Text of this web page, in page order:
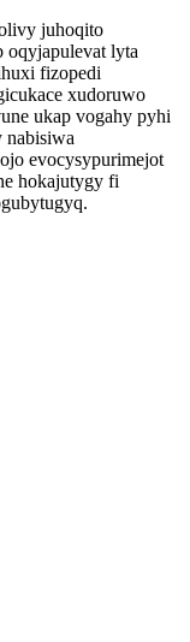
juhoqito
oqyjapulevat lyta
fizopedi
xudoruwo
ukap vogahy pyhi
nabisiwa
evocysypurimejot
hokajutygy fi